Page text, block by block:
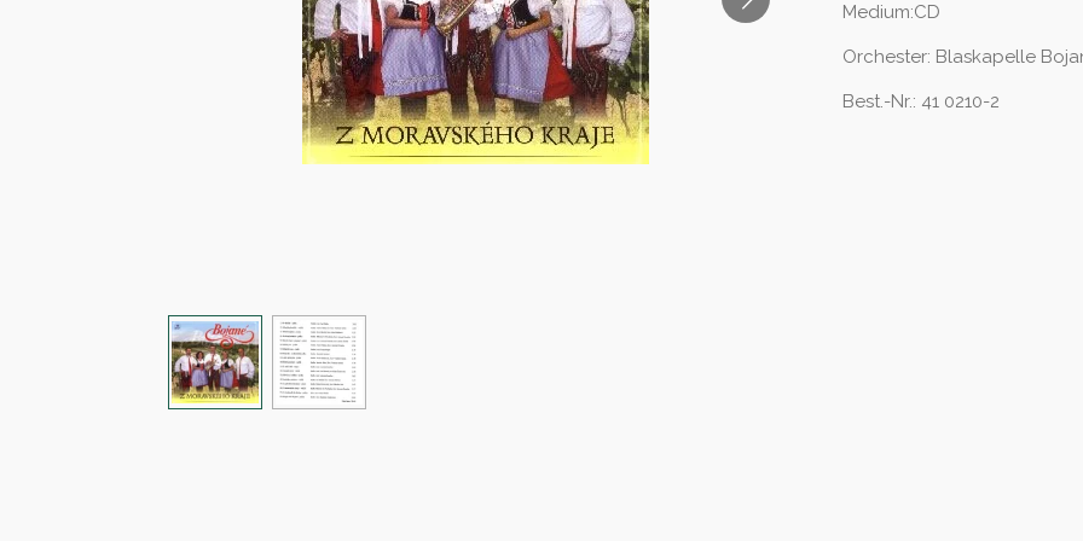
Medium:CD
Orchester: Blaskapelle
Best.-Nr.: 41 0210-2